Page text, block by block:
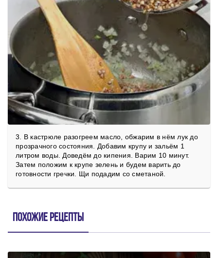
3. В кастрюле разогреем масло, обжарим в нём лук до
прозрачного состояния. Добавим крупу и зальём 1
литром воды. Доведём до кипения. Варим 10 минут.
Затем положим к крупе зелень и будем варить до
готовности гречки. Щи подадим со сметаной.
Похожие рецепты